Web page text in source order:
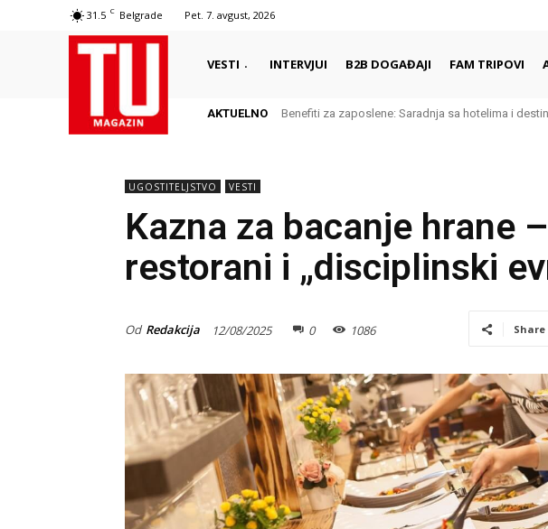
31.5 C Belgrade Pet. 7. avgust, 2026
VESTI INTERVJUI B2B DOGAĐAJI FAM TRIPOVI
AKTUELNO Benefiti za zaposlene: Saradnja sa hotelima i
UGOSTITELJSTVO VESTI
Kazna za bacanje hrane
restorani i „disciplinski
Od Redakcija 12/08/2025 0 1086 Share